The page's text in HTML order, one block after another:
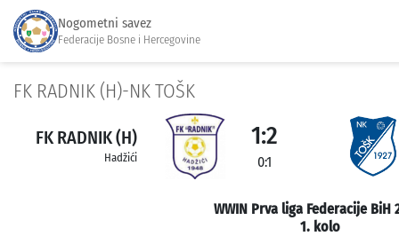
Nogometni savez
Federacije Bosne i Hercegovine
FK RADNIK (H)-NK TOŠK
FK RADNIK (H)
Hadžići
1:2
0:1
WWIN Prva liga Federacije BiH
1. kolo